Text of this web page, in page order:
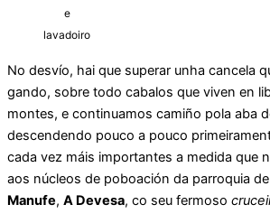
e
lavadoiro
No desvío, hai que superar unha cancela
gando, sobre todo cabalos que viven en
montes, e continuamos camiño pola aba
descendendo pouco a pouco
cada vez máis importantes a medida que
aos núcleos de poboación da parroquia de
Manufe, A Devesa, co seu fermoso